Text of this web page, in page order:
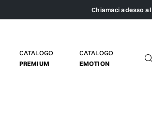
Chiamaci adesso al
CATALOGO
PREMIUM
CATALOGO
EMOTION